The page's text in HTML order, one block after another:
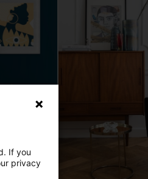
virgesi sinn, am Beräich vun
technesch Fro? Dir
Beschichtungsléisungen? Eis
Beschichtungsléisungen.
If you
privacy